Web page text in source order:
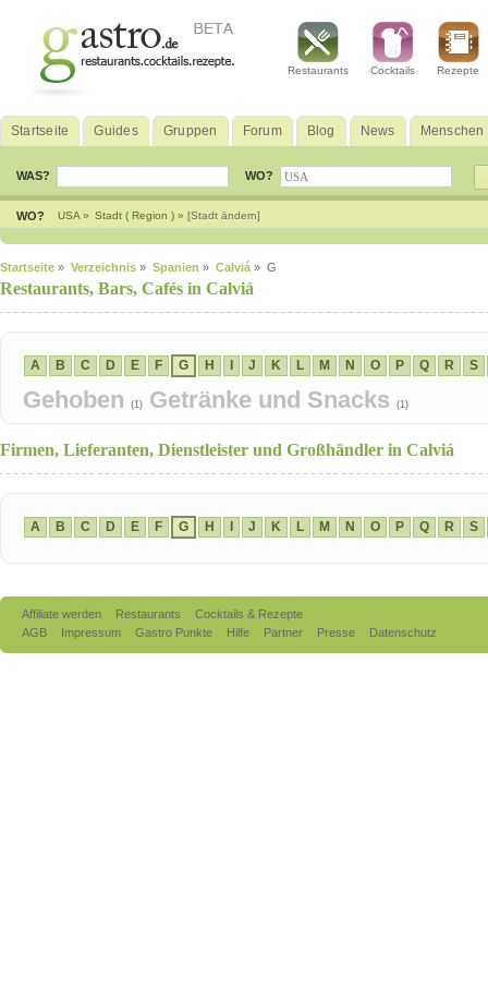
Restaurants Cocktails Rezepte
Startseite Guides Gruppen Forum Blog News Menschen
WAS? WO?
WO? USA » Stadt ( Region ) » [Stadt ändern]
Startseite » Verzeichnis » Spanien » Calviá » G
Restaurants, Bars, Cafés in Calviá
A B C D E F G H J K L M N O P Q R S
Gehoben (1) Getränke und Snacks (1)
Firmen, Lieferanten, Dienstleister und Großhändler in Calviá
A B C D E F G H J K L M N O P Q R S
Affiliate werden Restaurants
Cocktails & Rezepte
AGB
Impressum Gastro Punkte Hilfe Partner Presse Datenschutz